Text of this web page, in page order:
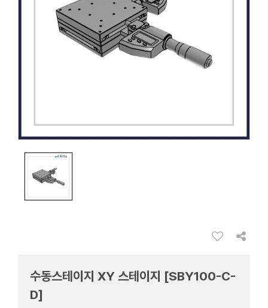
수동스테이지 XY 스테이지 [SBY100-C-
D]